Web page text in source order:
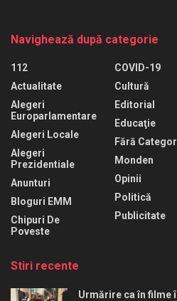
Navighează după categorie
112
Actualitate
Alegeri
Europarlamentare
Alegeri Locale
Alegeri
Prezidentiale
Anunturi
Bloguri EMM
Chipuri De
Poveste
COVID-19
Cultură
Editorial
Educaţie
Fără
Monden
Opinii
Politică
Publicitate
Stiri recente
Urmărire ca în filme